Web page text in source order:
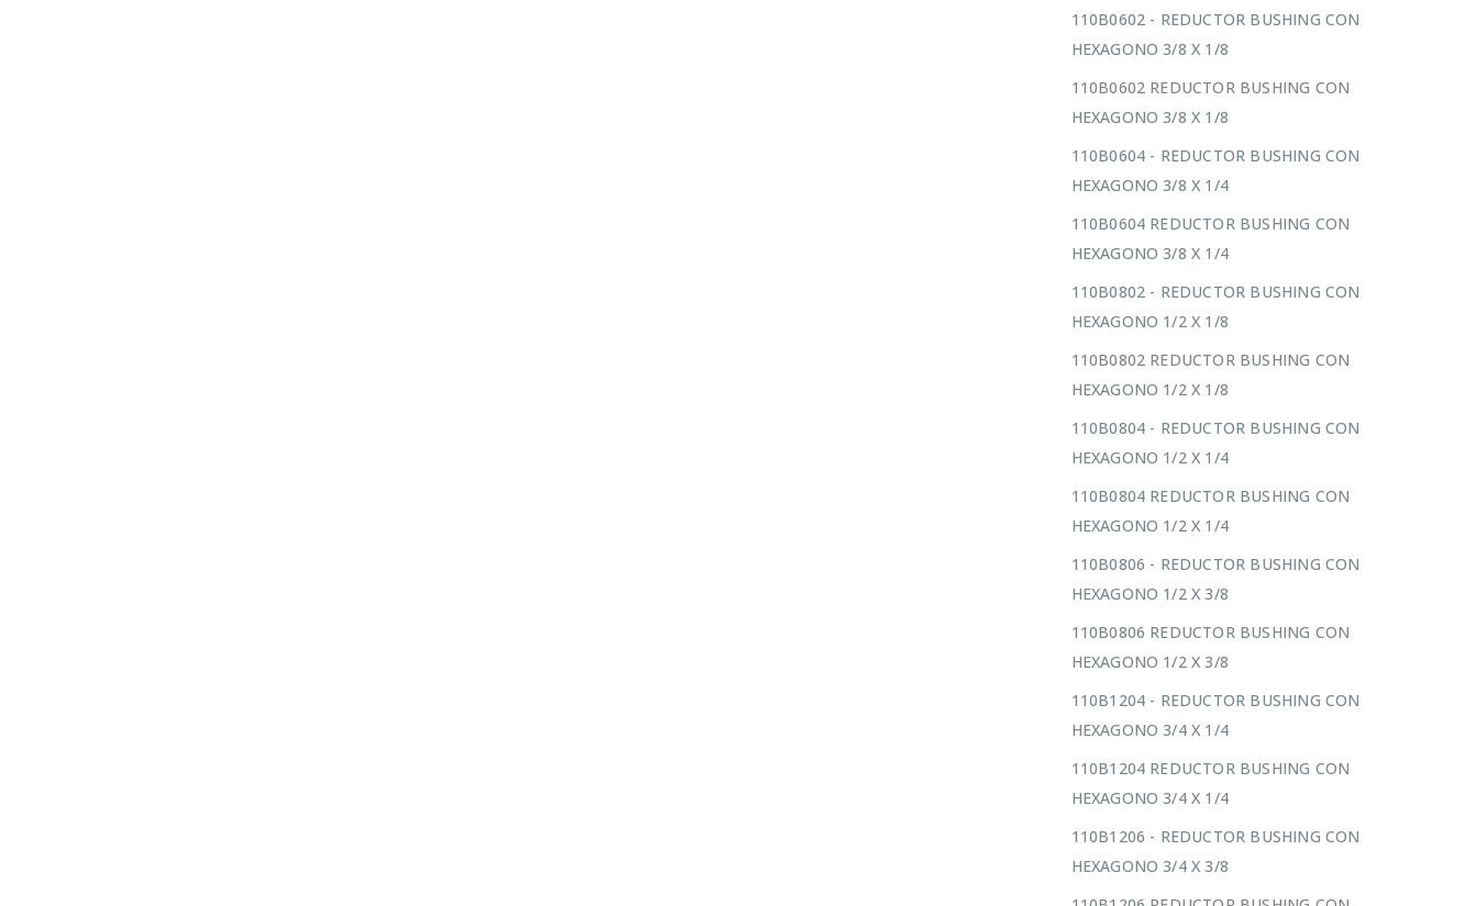
110B0602 - REDUCTOR BUSHING CON
HEXAGONO 3/8 X 1/8
110B0602 REDUCTOR BUSHING CON
HEXAGONO 3/8 X 1/8
110B0604 - REDUCTOR BUSHING CON
HEXAGONO 3/8 X 1/4
110B0604 REDUCTOR BUSHING CON
HEXAGONO 3/8 X 1/4
110B0802 - REDUCTOR BUSHING CON
HEXAGONO 1/2 X 1/8
110B0802 REDUCTOR BUSHING CON
HEXAGONO 1/2 X 1/8
110B0804 - REDUCTOR BUSHING CON
HEXAGONO 1/2 X 1/4
110B0804 REDUCTOR BUSHING CON
HEXAGONO 1/2 X 1/4
110B0806 - REDUCTOR BUSHING CON
HEXAGONO 1/2 X 3/8
110B0806 REDUCTOR BUSHING CON
HEXAGONO 1/2 X 3/8
110B1204 - REDUCTOR BUSHING CON
HEXAGONO 3/4 X 1/4
110B1204 REDUCTOR BUSHING CON
HEXAGONO 3/4 X 1/4
110B1206 - REDUCTOR BUSHING CON
HEXAGONO 3/4 X 3/8